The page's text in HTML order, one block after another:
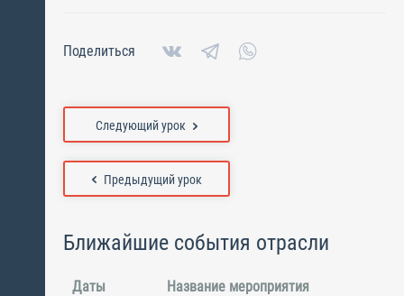
Поделиться
Предыдущий урок
Следующий урок
Ближайшие события отрасли
Даты Название мероприятия